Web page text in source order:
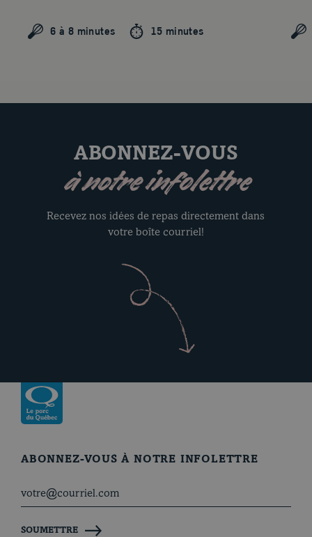
6 à 8 minutes 15 minutes
ABONNEZ-VOUS
à notre infolettre
Recevez nos idées de repas directement dans
votre boîte courriel!
Revenir à la page d’accueil
ABONNEZ-VOUS À NOTRE INFOLETTRE
SOUMETTRE